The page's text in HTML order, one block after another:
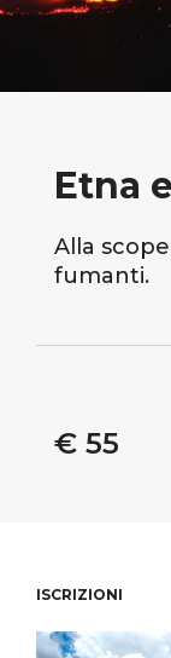
Etna
Alla
fumanti.
€ 55
ISCRIZIONI